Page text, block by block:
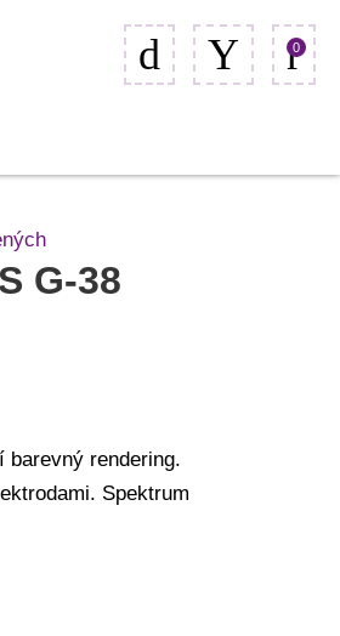
0
G-38
rendering.
Spektrum